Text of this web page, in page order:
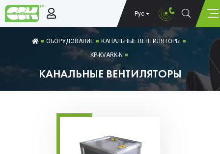
Рус
ОБОРУДОВАНИЕ
КАНАЛЬНЫЕ ВЕНТИЛЯТОРЫ
KP-KVARK-N
КАНАЛЬНЫЕ ВЕНТИЛЯТОРЫ